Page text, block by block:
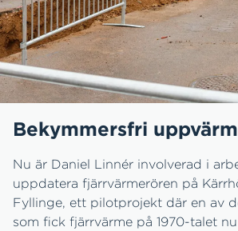
Bekymmersfri
Nu är Daniel Linnér involverad i
uppdatera fjärrvärmerören på
Fyllinge, ett pilotprojekt där en av
som fick fjärrvärme på 1970-talet